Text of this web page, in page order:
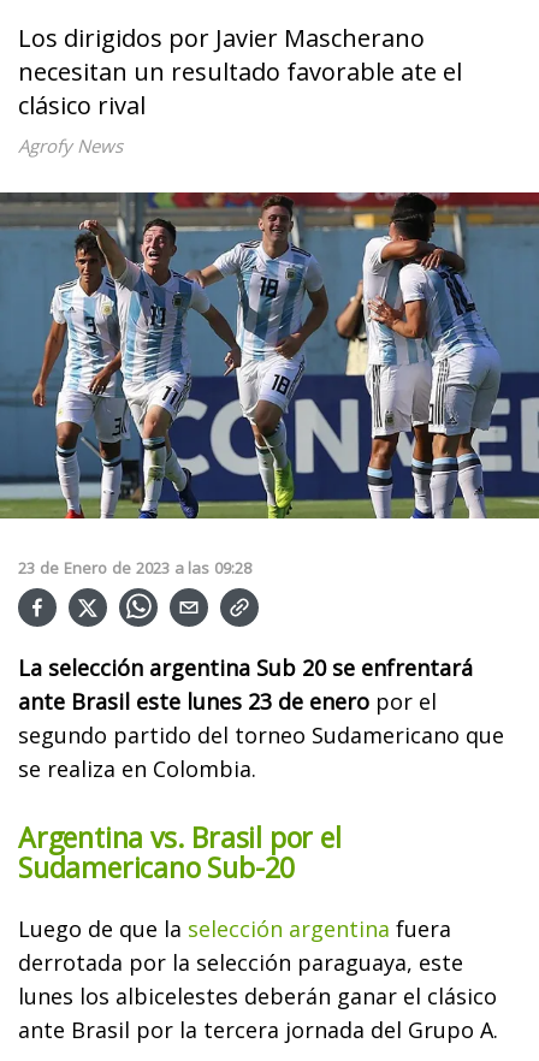
Los dirigidos por Javier Mascherano
necesitan un resultado favorable ate el
clásico rival
Agrofy News
23 de Enero de 2023 a las 09:28
La selección argentina Sub 20 se enfrentará
ante Brasil este lunes 23 de enero por el
segundo partido del torneo Sudamericano que
se realiza en Colombia.
Argentina vs. Brasil por el
Sudamericano Sub-20
Luego de que la selección argentina fuera
derrotada por la selección paraguaya, este
lunes los albicelestes deberán ganar el clásico
ante Brasil por la tercera jornada del Grupo A.